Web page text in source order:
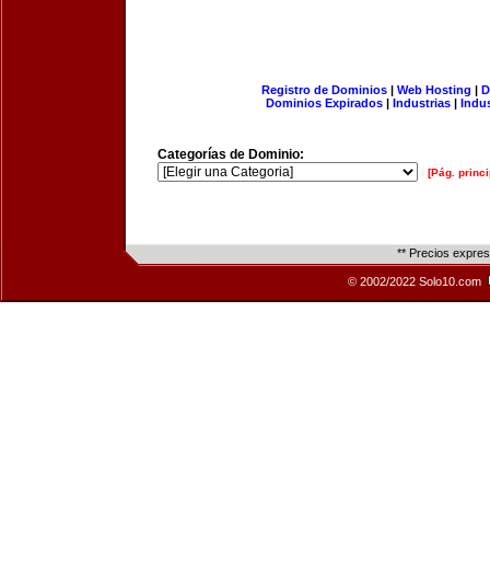
Registro de Dominios| Web Hosting |
Dominios Expirados | Industrias |
Categorías de Dominio:
[Pág.
** Precios
© 2002/2022 Solo10.com